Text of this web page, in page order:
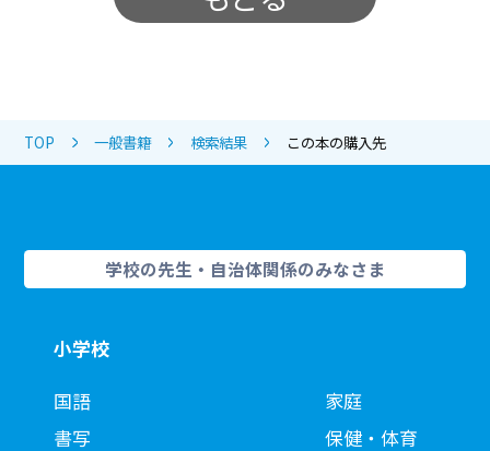
TOP 一般書籍 検索結果 この本の購入先
学校の先生・自治体関係のみなさま
小学校
国語
書写
家庭
保健・体育